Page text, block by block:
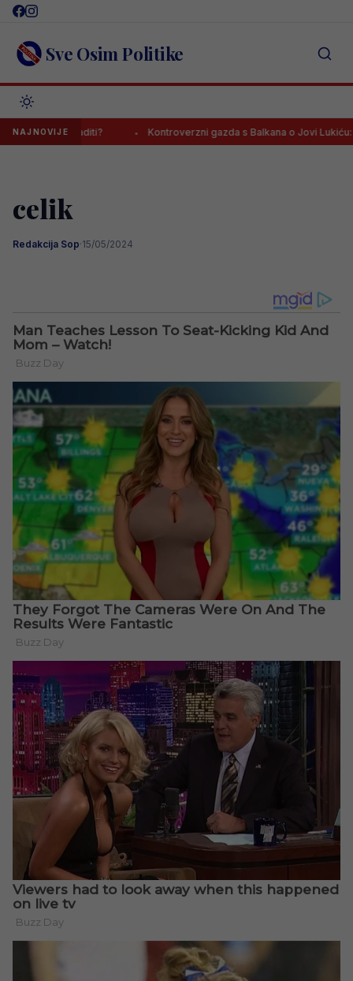
Skip
content Sve Osim Politike
NAJNOVIJE
iznenaditi? Kontroverzni gazda s Balkana o Jovi Lukiću:
celik
Redakcija Sop·15/05/2024